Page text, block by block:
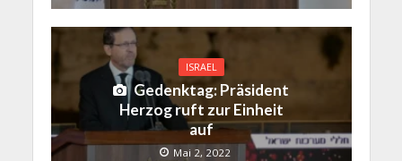
ISRAEL
Gedenktag: Präsident
Herzog ruft zur Einheit
auf
Mai 2, 2022